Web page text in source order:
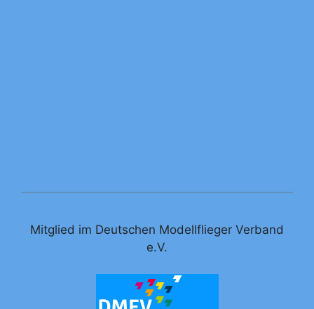
Mitglied im Deutschen Modellflieger Verband
e.V.